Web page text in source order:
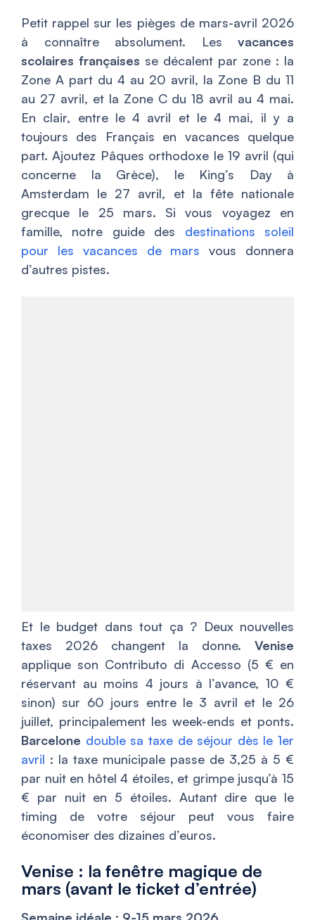
Petit rappel sur les pièges de mars-avril 2026
à connaître absolument. Les vacances
scolaires françaises se décalent par zone : la
Zone A part du 4 au 20 avril, la Zone B du 11
au 27 avril, et la Zone C du 18 avril au 4 mai.
En clair, entre le 4 avril et le 4 mai, il y a
toujours des Français en vacances quelque
part. Ajoutez Pâques orthodoxe le 19 avril (qui
concerne la Grèce), le King’s Day à
Amsterdam le 27 avril, et la fête nationale
grecque le 25 mars. Si vous voyagez en
famille, notre guide des destinations soleil
pour les vacances de mars vous donnera
d’autres pistes.
Et le budget dans tout ça ? Deux nouvelles
taxes 2026 changent la donne. Venise
applique son Contributo di Accesso (5 € en
réservant au moins 4 jours à l’avance, 10 €
sinon) sur 60 jours entre le 3 avril et le 26
juillet, principalement les week-ends et ponts.
Barcelone double sa taxe de séjour dès le 1er
avril : la taxe municipale passe de 3,25 à 5 €
par nuit en hôtel 4 étoiles, et grimpe jusqu’à 15
€ par nuit en 5 étoiles. Autant dire que le
timing de votre séjour peut vous faire
économiser des dizaines d’euros.
Venise : la fenêtre magique de
mars (avant le ticket d’entrée)
Semaine idéale : 9-15 mars 2026